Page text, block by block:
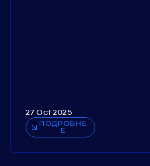
27 Oct 2025
ПОДРОБНЕ
Е